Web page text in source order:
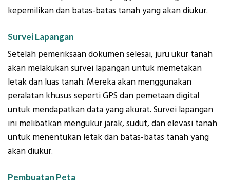
kepemilikan dan batas-batas tanah yang akan diukur.
Survei Lapangan
Setelah pemeriksaan dokumen selesai, juru ukur tanah
akan melakukan survei lapangan untuk memetakan
letak dan luas tanah. Mereka akan menggunakan
peralatan khusus seperti GPS dan pemetaan digital
untuk mendapatkan data yang akurat. Survei lapangan
ini melibatkan mengukur jarak, sudut, dan elevasi tanah
untuk menentukan letak dan batas-batas tanah yang
akan diukur.
Pembuatan Peta